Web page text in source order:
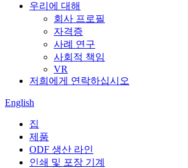
우리에 대해
회사 프로필
자격증
사례 연구
사회적 책임
VR
저희에게 연락하십시오
English
집
제품
ODF 생산 라인
인쇄 및 포장 기계